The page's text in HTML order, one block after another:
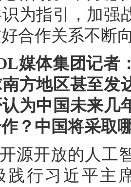
识为指引，加强
合作关系不断
媒体集团记者
方地区甚至发
为中国未来几
？中国将采取
源开放的人工
践行习近平主